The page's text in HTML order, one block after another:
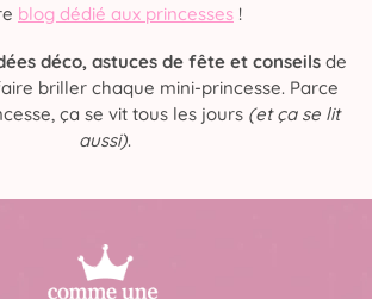
blog dédié aux princesses !
déco, astuces de fête et conseils de
briller chaque mini-princesse. Parce
ça se vit tous les jours (et ça se lit
aussi).